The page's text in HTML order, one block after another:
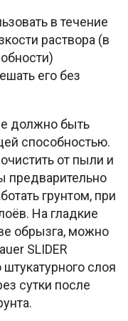
в течение
раствора (в
его без
должно быть
способностью.
от пыли и
предварительно
грунтом, при
На гладкие
обрызга, можно
SLIDER
слоя
сутки после